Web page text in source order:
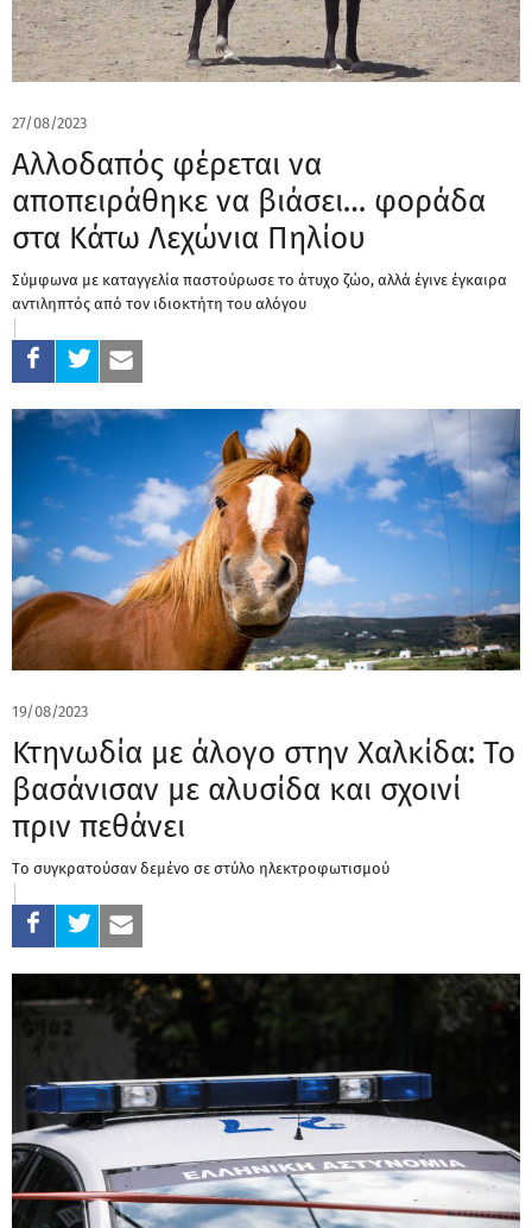
27/08/2023
Αλλοδαπός φέρεται να
αποπειράθηκε να βιάσει… φοράδα
στα Κάτω Λεχώνια Πηλίου
Σύμφωνα με καταγγελία παστούρωσε το άτυχο ζώο, αλλά έγινε έγκαιρα
αντιληπτός από τον ιδιοκτήτη του αλόγου
19/08/2023
Κτηνωδία με άλογο στην Χαλκίδα: Το
βασάνισαν με αλυσίδα και σχοινί
πριν πεθάνει
Tο συγκρατούσαν δεμένο σε στύλο ηλεκτροφωτισμού